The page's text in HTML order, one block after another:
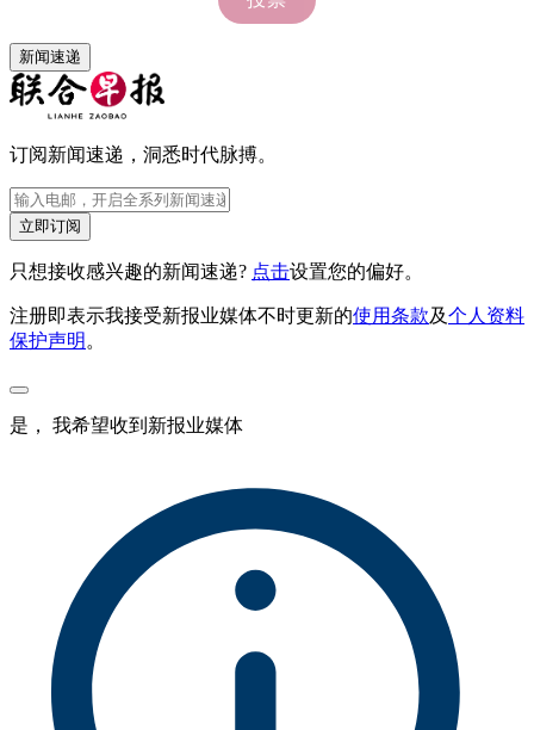
新闻速递
订阅新闻速递，洞悉时代脉搏。
立即订阅
只想接收感兴趣的新闻速递? 点击设置您的偏好。
注册即表示我接受新报业媒体不时更新的使用条款及个人资料
保护声明 。
是， 我希望收到新报业媒体